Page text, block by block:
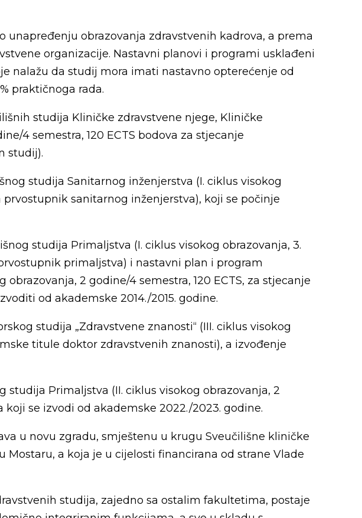
obrazovanja zdravstvenih kadrova, a prema
organizacije. Nastavni planovi i programi usklađeni
nalažu da studij mora imati nastavno opterećenje od
praktičnoga rada.
studija Kliničke zdravstvene njege, Kliničke
4 semestra, 120 ECTS bodova za stjecanje
studij).
studija Sanitarnog inženjerstva (I. ciklus visokog
prvostupnik sanitarnog inženjerstva), koji se počinje
studija Primaljstva (I. ciklus visokog obrazovanja, 3.
primaljstva) i nastavni plan i program
2 godine/4 semestra, 120 ECTS, za stjecanje
od akademske 2014./2015. godine.
studija „Zdravstvene znanosti“ (III. ciklus visokog
titule doktor zdravstvenih znanosti), a izvođenje
Primaljstva (II. ciklus visokog obrazovanja, 2
se izvodi od akademske 2022./2023. godine.
u novu zgradu, smještenu u krugu Sveučilišne kliničke
a koja je u cijelosti financirana od strane Vlade
studija, zajedno sa ostalim fakultetima, postaje